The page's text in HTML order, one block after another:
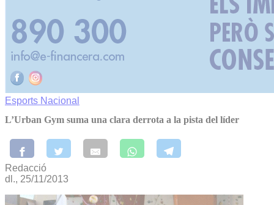
Esports Nacional
L’Urban Gym suma una clara derrota a la pista del líder
Redacció
dl., 25/11/2013